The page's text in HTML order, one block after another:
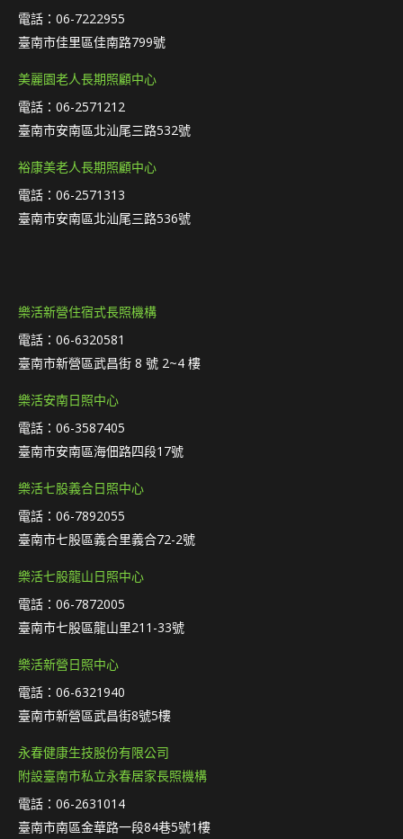
電話：06-7222955
臺南市佳里區佳南路799號
美麗園老人長期照顧中心
電話：06-2571212
臺南市安南區北汕尾三路532號
裕康美老人長期照顧中心
電話：06-2571313
臺南市安南區北汕尾三路536號
樂活新營住宿式長照機構
電話：06-6320581
臺南市新營區武昌街 8 號 2~4 樓
樂活安南日照中心
電話：06-3587405
臺南市安南區海佃路四段17號
樂活七股義合日照中心
電話：06-7892055
臺南市七股區義合里義合72-2號
樂活七股龍山日照中心
電話：06-7872005
臺南市七股區龍山里211-33號
樂活新營日照中心
電話：06-6321940
臺南市新營區武昌街8號5樓
永春健康生技股份有限公司
附設臺南市私立永春居家長照機構
電話：06-2631014
臺南市南區金華路一段84巷5號1樓